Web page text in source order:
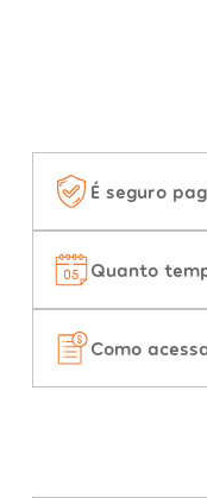
É seguro
Quanto
Como